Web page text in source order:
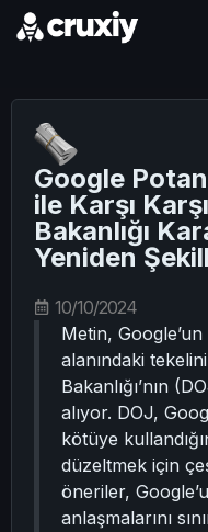
Google
ile Karşı
Bakanlığı
Yeniden
10/10/2024
Metin,
alanındaki
Bakanlığı’nın
alıyor. DOJ,
kötüye
düzeltmek için
öneriler,
anlaşmalarını